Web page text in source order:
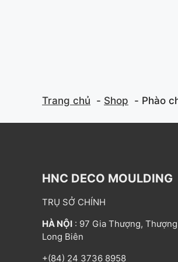
Trang chủ Shop Phào
HNC DECO MOULDING
TRỤ SỞ CHÍNH
HÀ NỘI : 97 Gia Thượng,
Long Biên
+(84) 24 3736 8958